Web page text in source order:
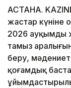
АСТАНА.
жастар күніне
2026 ауқымды
тамыз
беру,
қоғамдық